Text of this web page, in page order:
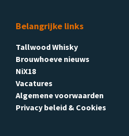
Belangrijke links
Tallwood Whisky
Brouwhoeve nieuws
NiX18
Vacatures
Algemene voorwaarden
Privacy beleid & Cookies